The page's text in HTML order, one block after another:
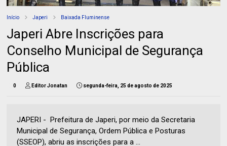
Início Japeri Baixada Fluminense
Japeri Abre Inscrições para
Conselho Municipal de Segurança
Pública
0 Editor Jonatan segunda-feira, 25 de agosto de 2025
JAPERI - Prefeitura de Japeri, por meio da Secretaria
Municipal de Segurança, Ordem Pública e Posturas
(SSEOP), abriu as inscrições para a ...